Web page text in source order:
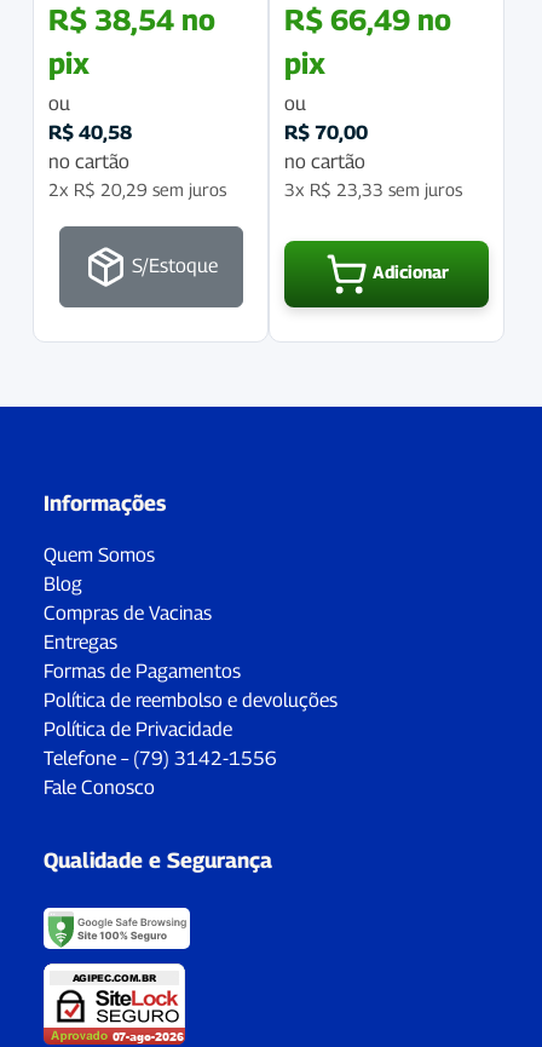
R$ 38,54 no
pix
ou
R$ 40,58
no cartão
2x R$ 20,29 sem juros
S/Estoque
kg caixa com 1
comprimido
R$ 66,49 no
pix
ou
R$ 70,00
no cartão
3x R$ 23,33 sem juros
Adicionar
Informações
Quem Somos
Blog
Compras de Vacinas
Entregas
Formas de Pagamentos
Política de reembolso e devoluções
Política de Privacidade
Telefone – (79) 3142-1556
Fale Conosco
Qualidade e Segurança